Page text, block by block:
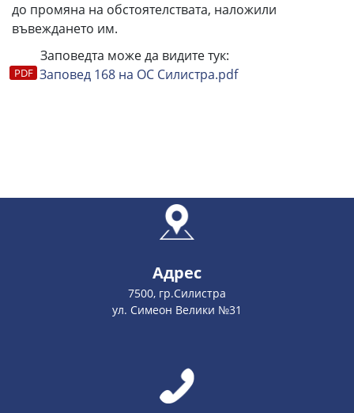
до промяна на обстоятелствата, наложили
въвеждането им.
Заповедта може да видите тук:
Заповед 168 на ОС Силистра.pdf
Адрес
7500, гр.Силистра
ул. Симеон Велики №31